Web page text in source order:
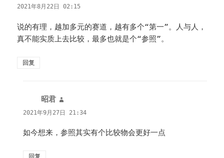
道：
2021年8月22日 02:15
说的有理，越加多元的赛道，越有多个“第一”。人与人，
真不能实质上去比较，最多也就是个“参照”。
回复
昭君
道：
2021年9月27日 21:34
如今想来，参照其实有个比较物会更好一点
回复